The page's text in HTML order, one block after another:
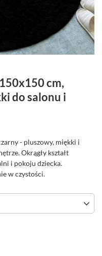
cm,
do salonu i
- pluszowy, miękki i
Okrągły kształt
i pokoju dziecka.
w czystości.